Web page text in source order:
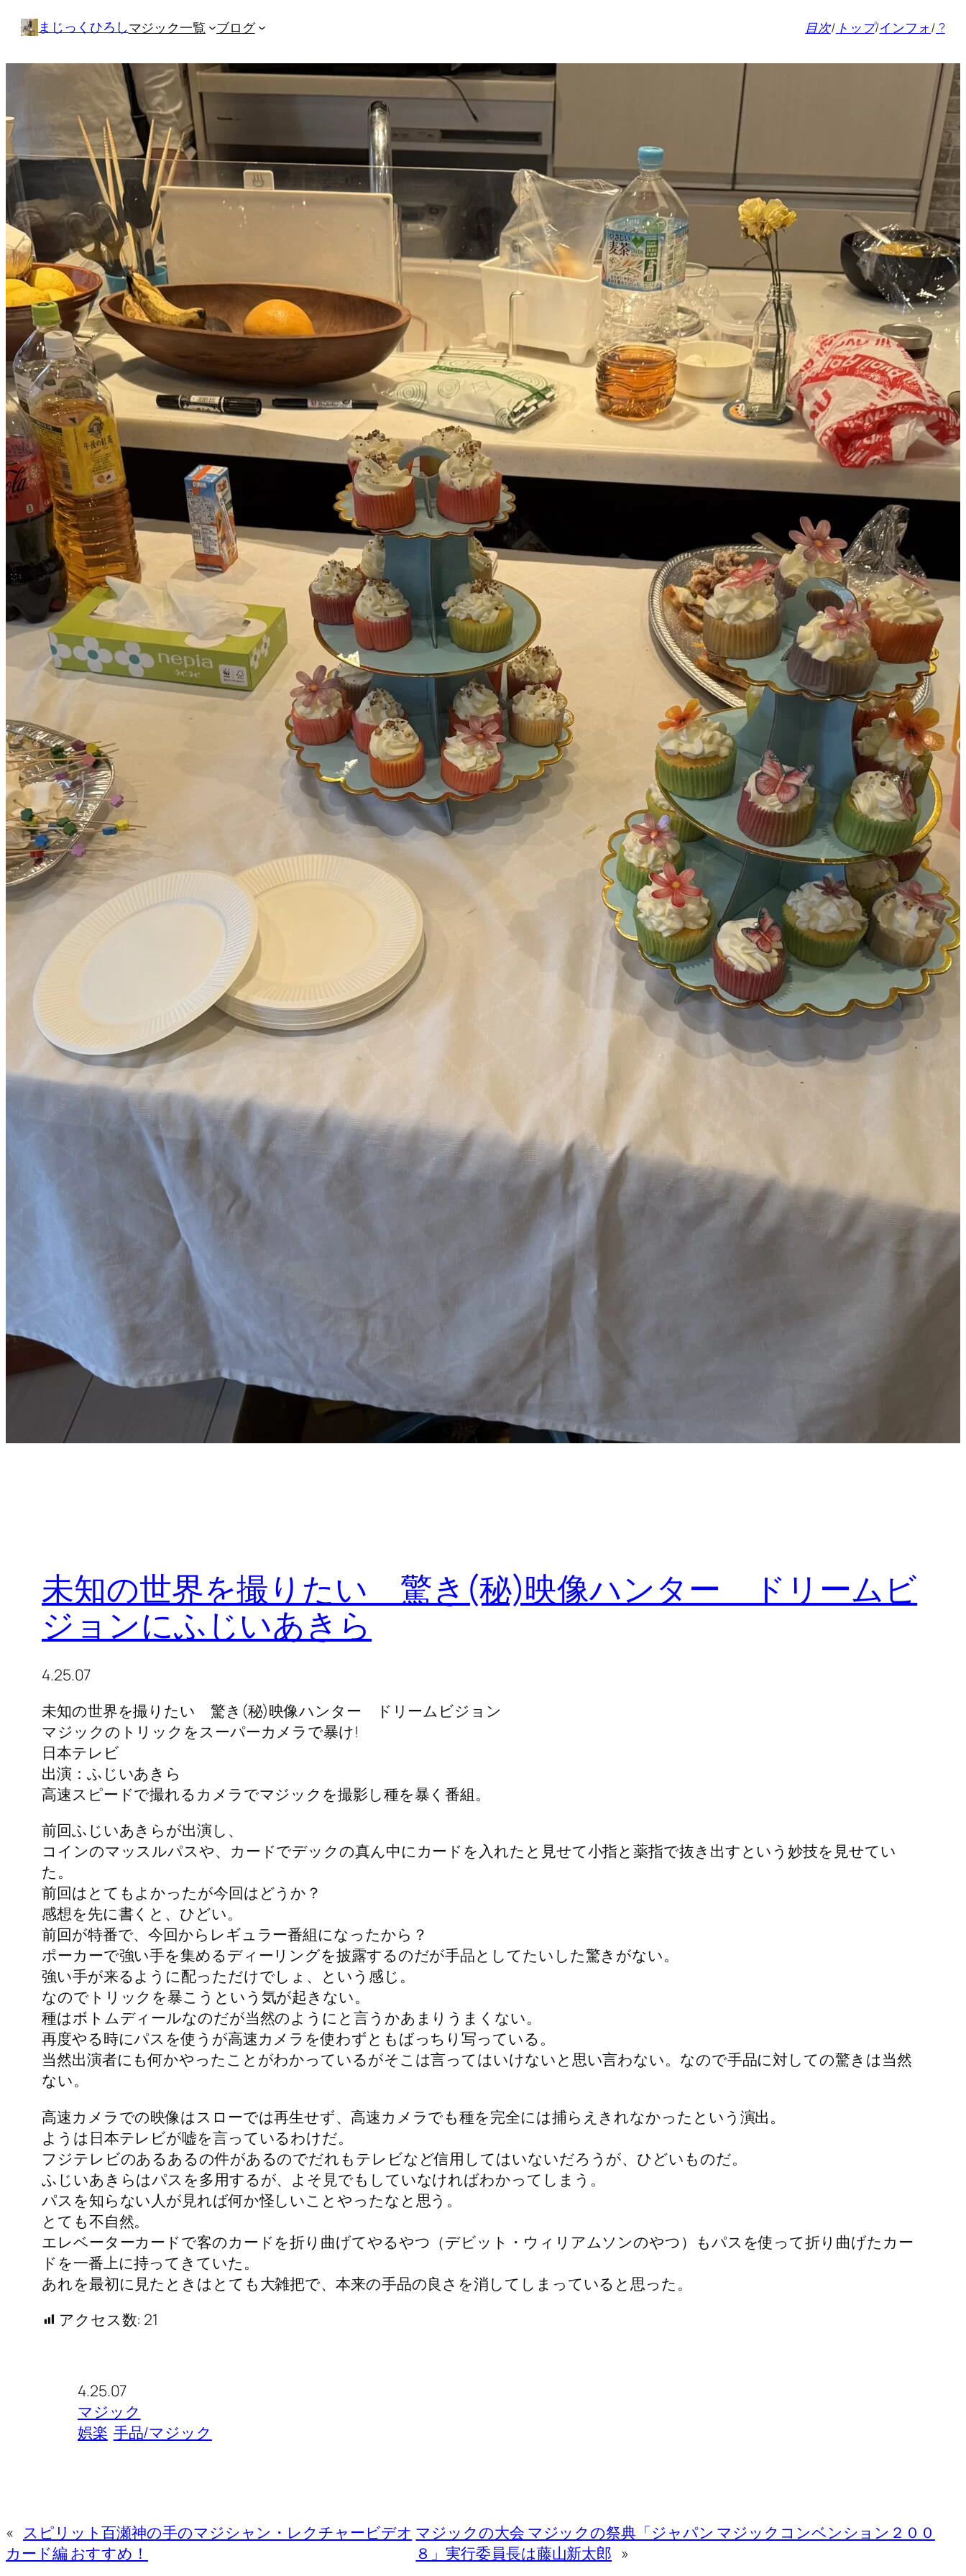
ッ
プ
まじっくひろしマジック一覧 ブログ 目次/ トップ/インフォ/ ?
未知の世界を撮りたい 驚き(秘)映像ハンター ドリームビ
ジョンにふじいあきら
4.25.07
未知の世界を撮りたい 驚き(秘)映像ハンター ドリームビジョン
マジックのトリックをスーパーカメラで暴け!
日本テレビ
出演：ふじいあきら
高速スピードで撮れるカメラでマジックを撮影し種を暴く番組。
前回ふじいあきらが出演し、
コインのマッスルパスや、カードでデックの真ん中にカードを入れたと見せて小指と薬指で抜き出すという妙技を見せてい
た。
前回はとてもよかったが今回はどうか？
感想を先に書くと、ひどい。
前回が特番で、今回からレギュラー番組になったから？
ポーカーで強い手を集めるディーリングを披露するのだが手品としてたいした驚きがない。
強い手が来るように配っただけでしょ、という感じ。
なのでトリックを暴こうという気が起きない。
種はボトムディールなのだが当然のようにと言うかあまりうまくない。
再度やる時にパスを使うが高速カメラを使わずともばっちり写っている。
当然出演者にも何かやったことがわかっているがそこは言ってはいけないと思い言わない。なので手品に対しての驚きは当然
ない。
高速カメラでの映像はスローでは再生せず、高速カメラでも種を完全には捕らえきれなかったという演出。
ようは日本テレビが嘘を言っているわけだ。
フジテレビのあるあるの件があるのでだれもテレビなど信用してはいないだろうが、ひどいものだ。
ふじいあきらはパスを多用するが、よそ見でもしていなければわかってしまう。
パスを知らない人が見れば何か怪しいことやったなと思う。
とても不自然。
エレベーターカードで客のカードを折り曲げてやるやつ（デビット・ウィリアムソンのやつ）もパスを使って折り曲げたカー
ドを一番上に持ってきていた。
あれを最初に見たときはとても大雑把で、本来の手品の良さを消してしまっていると思った。
アクセス数: 21
4.25.07
マジック
娯楽 手品/マジック
« スピリット百瀬神の手のマジシャン・レクチャービデオ
カード編 おすすめ！
マジックの大会 マジックの祭典「ジャパン マジックコンベンション２００
８」実行委員長は藤山新太郎 »